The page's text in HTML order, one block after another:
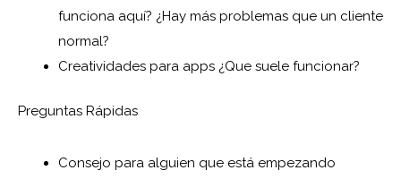
funciona aquí? ¿Hay más problemas que un cliente
normal?
Creatividades para apps ¿Que suele funcionar?
Preguntas Rápidas
Consejo para alguien que está empezando